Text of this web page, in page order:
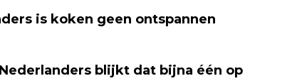
is koken geen ontspannen
blijkt dat bijna één op